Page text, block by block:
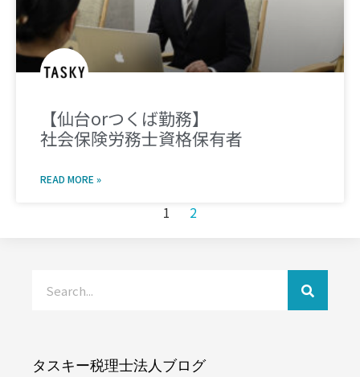
【仙台orつくば勤務】
社会保険労務士資格保有者
READ MORE »
1 2
タスキー税理士法人ブログ